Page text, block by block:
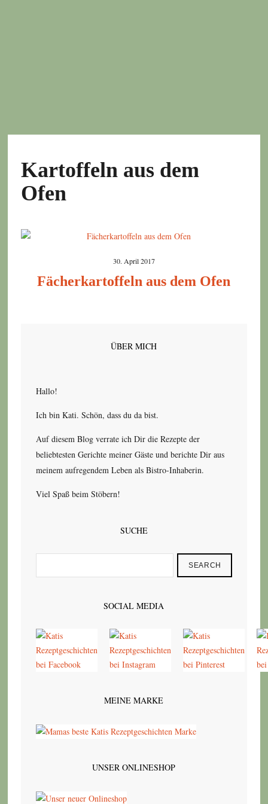
Kartoffeln aus dem
Ofen
30. April 2017
Fächerkartoffeln aus dem Ofen
ÜBER MICH
Hallo!
Ich bin Kati. Schön, dass du da bist.
Auf diesem Blog verrate ich Dir die Rezepte der
beliebtesten Gerichte meiner Gäste und berichte Dir aus
meinem aufregendem Leben als Bistro-Inhaberin.
Viel Spaß beim Stöbern!
SUCHE
SEARCH
SOCIAL MEDIA
MEINE MARKE
UNSER ONLINESHOP